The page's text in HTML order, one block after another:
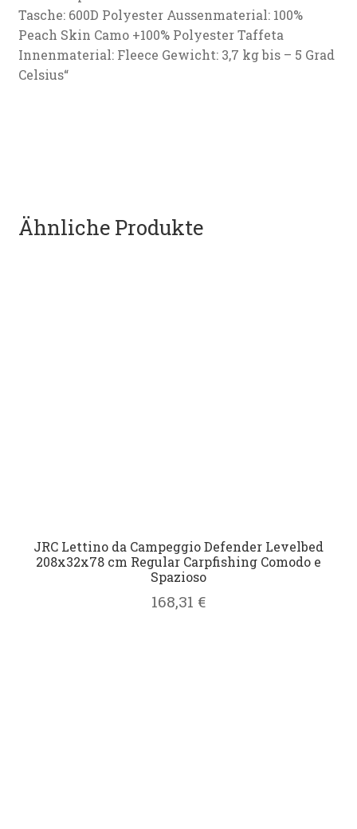
Tasche: 600D Polyester Aussenmaterial: 100%
Peach Skin Camo +100% Polyester Taffeta
Innenmaterial: Fleece Gewicht: 3,7 kg bis – 5 Grad
Celsius“
Ähnliche Produkte
JRC Lettino da Campeggio Defender Levelbed
208x32x78 cm Regular Carpfishing Comodo e
Spazioso
168,31 €